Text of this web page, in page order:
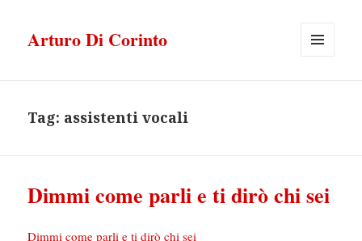
Arturo Di Corinto
Tag: assistenti vocali
Dimmi come parli e ti dirò chi sei
Dimmi come parli e ti dirò chi sei